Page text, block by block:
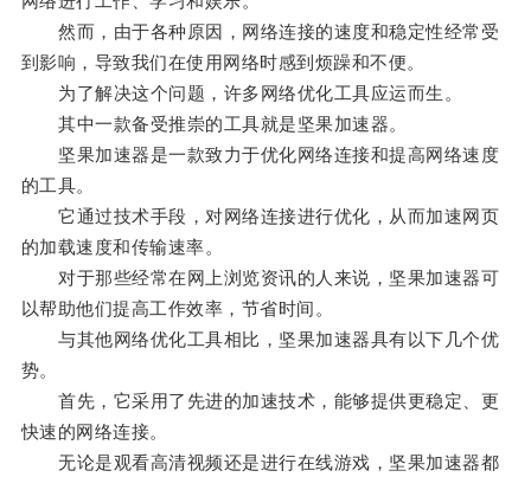
然而，由于各种原因，网络连接的速度和稳定性经常受
到影响，导致我们在使用网络时感到烦躁和不便。
为了解决这个问题，许多网络优化工具应运而生。
其中一款备受推崇的工具就是坚果加速器。
坚果加速器是一款致力于优化网络连接和提高网络速度
的工具。
它通过技术手段，对网络连接进行优化，从而加速网页
的加载速度和传输速率。
对于那些经常在网上浏览资讯的人来说，坚果加速器可
以帮助他们提高工作效率，节省时间。
与其他网络优化工具相比，坚果加速器具有以下几个优
势。
首先，它采用了先进的加速技术，能够提供更稳定、更
快速的网络连接。
无论是观看高清视频还是进行在线游戏，坚果加速器都